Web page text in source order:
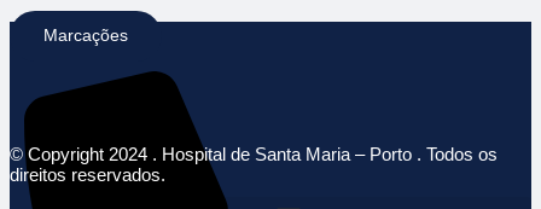
Marcações
© Copyright 2024 . Hospital de Santa Maria – Porto . Todos os
direitos reservados.